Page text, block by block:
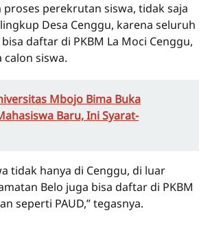
proses perekrutan siswa, tidak saja
Desa Cenggu, karena seluruh
daftar di PKBM La Moci Cenggu,
siswa.
Mbojo Bima Buka
Baru, Ini Syarat-
tidak hanya di Cenggu, di luar
Belo juga bisa daftar di PKBM
seperti PAUD,” tegasnya.